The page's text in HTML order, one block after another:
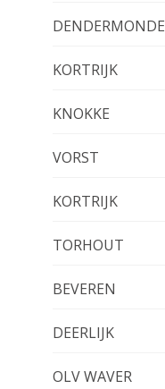
DENDERMONDE
KORTRIJK
KNOKKE
VORST
KORTRIJK
TORHOUT
BEVEREN
DEERLIJK
OLV WAVER